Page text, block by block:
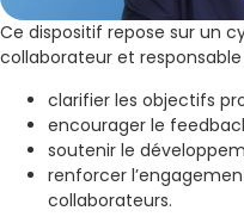
Ce dispositif repose sur un
collaborateur et
clarifier les objectifs
encourager le
soutenir le
renforcer
collaborateurs.